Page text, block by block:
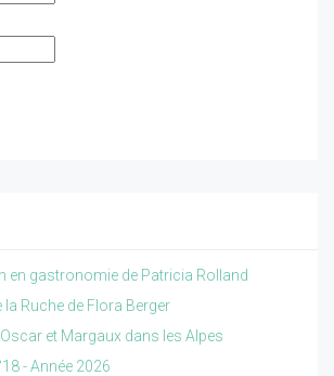
en gastronomie de Patricia Rolland
Ruche de Flora Berger
et Margaux dans les Alpes
- Année 2026